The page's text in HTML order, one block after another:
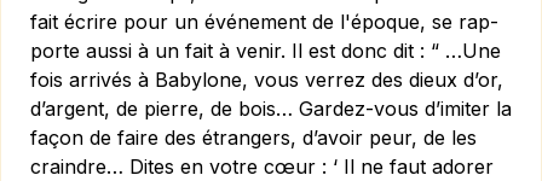
fait écrire pour un événement de l'époque, se rap­
porte aussi à un fait à venir. Il est donc dit : “ …Une
fois arrivés à Babylone, vous verrez des dieux d’or,
d’argent, de pierre, de bois… Gardez-vous d’imiter la
façon de faire des étrangers, d’avoir peur, de les
craindre… Dites en votre cœur : ‘ Il ne faut adorer